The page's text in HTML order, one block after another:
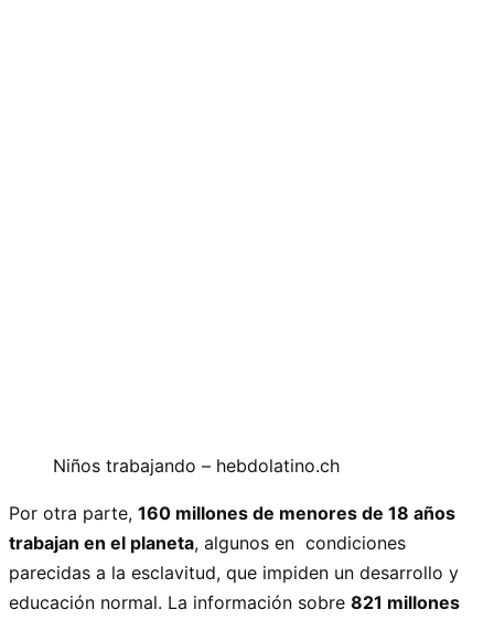
Niños trabajando – hebdolatino.ch
Por otra parte, 160 millones de menores de 18 años
trabajan en el planeta, algunos en condiciones
parecidas a la esclavitud, que impiden un desarrollo y
educación normal. La información sobre 821 millones